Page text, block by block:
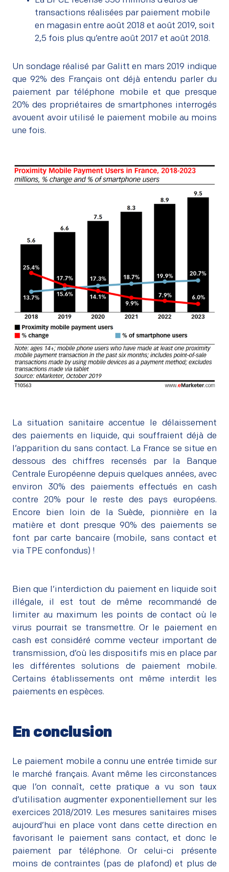
transactions réalisées par paiement mobile
en magasin entre août 2018 et août 2019, soit
2,5 fois plus qu’entre août 2017 et août 2018.
Un sondage réalisé par Galitt en mars 2019 indique
que 92% des Français ont déjà entendu parler du
paiement par téléphone mobile et que presque
20% des propriétaires de smartphones interrogés
avouent avoir utilisé le paiement mobile au moins
une fois.
La situation sanitaire accentue le délaissement
des paiements en liquide, qui souffraient déjà de
l’apparition du sans contact. La France se situe en
dessous des chiffres recensés par la Banque
Centrale Européenne depuis quelques années, avec
environ 30% des paiements effectués en cash
contre 20% pour le reste des pays européens.
Encore bien loin de la Suède, pionnière en la
matière et dont presque 90% des paiements se
font par carte bancaire (mobile, sans contact et
via TPE confondus) !
Bien que l’interdiction du paiement en liquide soit
illégale, il est tout de même recommandé de
limiter au maximum les points de contact où le
virus pourrait se transmettre. Or le paiement en
cash est considéré comme vecteur important de
transmission, d’où les dispositifs mis en place par
les différentes solutions de paiement mobile.
Certains établissements ont même interdit les
paiements en espèces.
En conclusion
Le paiement mobile a connu une entrée timide sur
le marché français. Avant même les circonstances
que l’on connaît, cette pratique a vu son taux
d’utilisation augmenter exponentiellement sur les
exercices 2018/2019. Les mesures sanitaires mises
aujourd’hui en place vont dans cette direction en
favorisant le paiement sans contact, et donc le
paiement par téléphone. Or celui-ci présente
moins de contraintes (pas de plafond) et plus de